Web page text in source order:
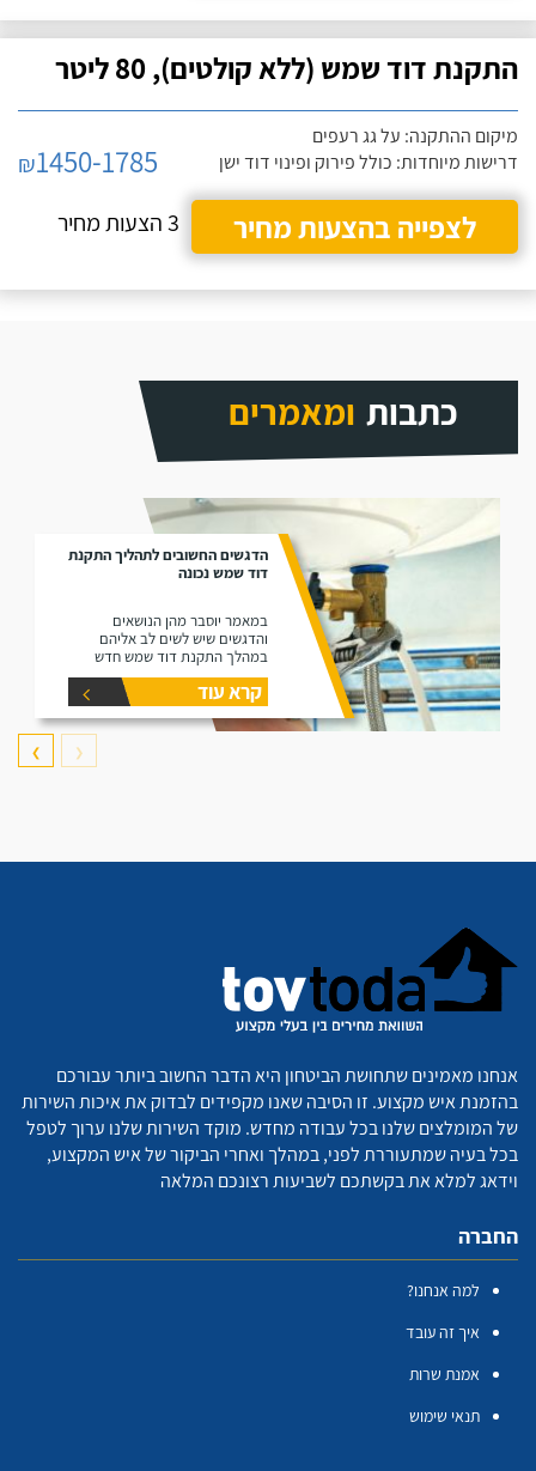
התקנת דוד שמש (ללא קולטים), 80 ליטר
מיקום ההתקנה: על גג רעפים
דרישות מיוחדות: כולל פירוק ופינוי דוד ישן
₪1450-1785
לצפייה בהצעות מחיר
3 הצעות מחיר
כתבות ומאמרים
הדגשים החשובים לתהליך התקנת
דוד שמש נכונה
במאמר יוסבר מהן הנושאים
והדגשים שיש לשים לב אליהם
במהלך התקנת דוד שמש חדש
קרא עוד
❮
❯
אנחנו מאמינים שתחושת הביטחון היא הדבר החשוב ביותר עבורכם
בהזמנת איש מקצוע. זו הסיבה שאנו מקפידים לבדוק את איכות השירות
של המומלצים שלנו בכל עבודה מחדש. מוקד השירות שלנו ערוך לטפל
בכל בעיה שמתעוררת לפני, במהלך ואחרי הביקור של איש המקצוע,
וידאג למלא את בקשתכם לשביעות רצונכם המלאה
החברה
למה אנחנו?
איך זה עובד
אמנת שרות
תנאי שימוש